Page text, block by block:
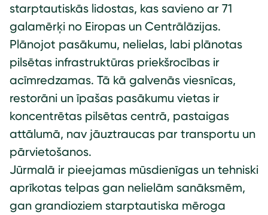
starptautiskās lidostas, kas savieno ar 71
galamērķi no Eiropas un Centrālāzijas.
Plānojot pasākumu, nelielas, labi plānotas
pilsētas infrastruktūras priekšrocības ir
acīmredzamas. Tā kā galvenās viesnīcas,
restorāni un īpašas pasākumu vietas ir
koncentrētas pilsētas centrā, pastaigas
attālumā, nav jāuztraucas par transportu un
pārvietošanos.
Jūrmalā ir pieejamas mūsdienīgas un tehniski
aprīkotas telpas gan nelielām sanāksmēm,
gan grandioziem starptautiska mēroga